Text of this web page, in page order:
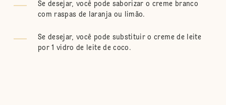
Se desejar, você pode saborizar o creme branco
com raspas de laranja ou limão.
Se desejar, você pode substituir o creme de leite
por 1 vidro de leite de coco.